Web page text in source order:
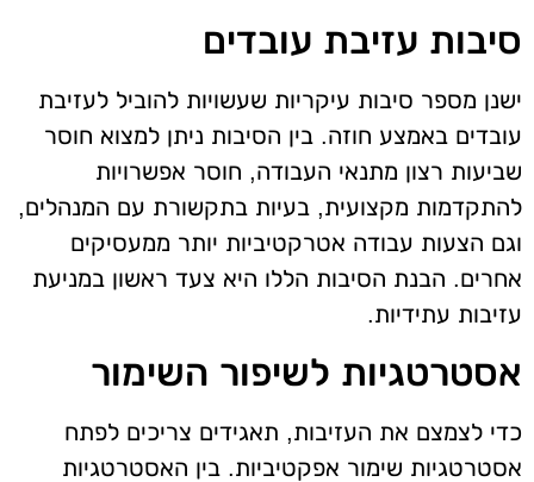
סיבות עזיבת עובדים
ישנן מספר סיבות עיקריות שעשויות להוביל לעזיבת
עובדים באמצע חוזה. בין הסיבות ניתן למצוא חוסר
שביעות רצון מתנאי העבודה, חוסר אפשרויות
להתקדמות מקצועית, בעיות בתקשורת עם המנהלים,
וגם הצעות עבודה אטרקטיביות יותר ממעסיקים
אחרים. הבנת הסיבות הללו היא צעד ראשון במניעת
עזיבות עתידיות.
אסטרטגיות לשיפור השימור
כדי לצמצם את העזיבות, תאגידים צריכים לפתח
אסטרטגיות שימור אפקטיביות. בין האסטרטגיות